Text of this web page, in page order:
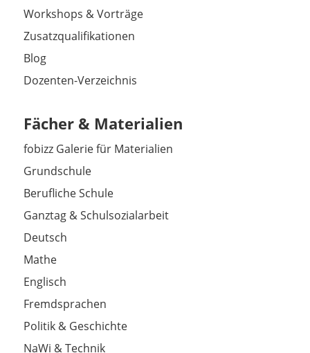
Workshops & Vorträge
Zusatzqualifikationen
Blog
Dozenten-Verzeichnis
Fächer & Materialien
fobizz Galerie für Materialien
Grundschule
Berufliche Schule
Ganztag & Schulsozialarbeit
Deutsch
Mathe
Englisch
Fremdsprachen
Politik & Geschichte
NaWi & Technik